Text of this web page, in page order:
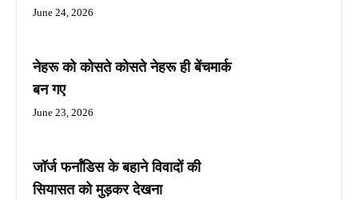
June 24, 2026
नेहरू को कोसते कोसते नेहरू ही बेंचमार्क
बन गए
June 23, 2026
जॉर्ज फर्नांडिस के बहाने विवादों की
सियासत को मुड़कर देखना